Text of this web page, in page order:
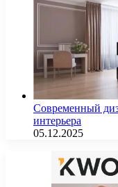
Современный
интерьера
05.12.2025